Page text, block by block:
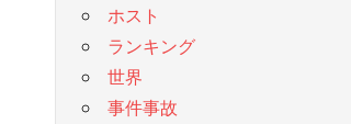
ホスト
ランキング
世界
事件事故